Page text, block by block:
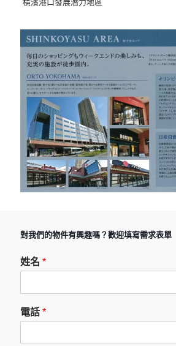
橫濱港口發展潛力地區
對我們的物件有興趣嗎？歡迎填寫需求表單
姓名 *
電話 *